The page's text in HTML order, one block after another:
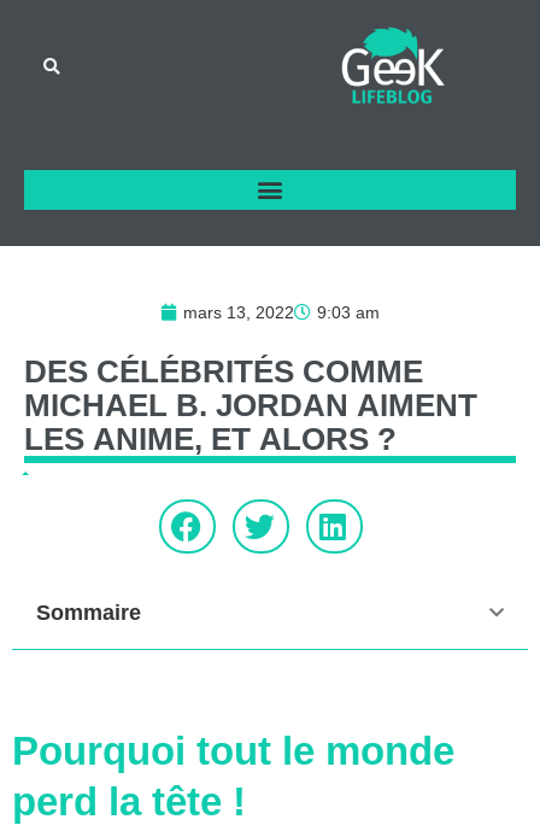
mars 13, 2022 9:03 am
DES CÉLÉBRITÉS COMME
MICHAEL B. JORDAN AIMENT
LES ANIME, ET ALORS ?
Sommaire
Pourquoi tout le monde
perd la tête !